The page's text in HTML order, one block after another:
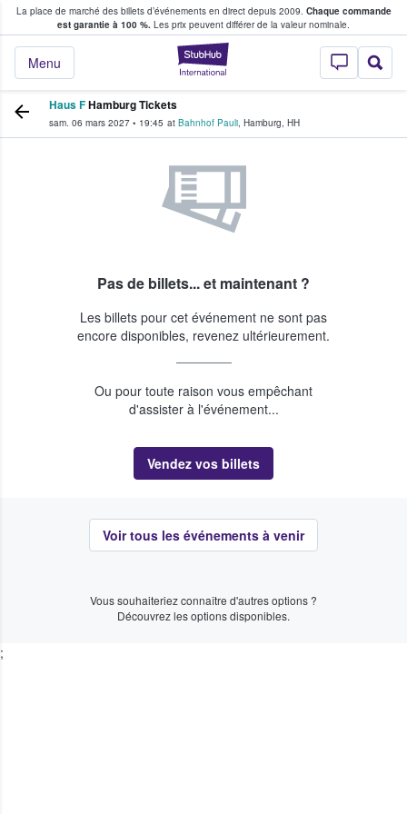
La place de marché des billets d’événements en direct depuis 2009. Chaque commande
est garantie à 100 %. Les prix peuvent différer de la valeur nominale.
StubHub - Où
Menu
fans achètent et vendent des billets
Haus FHamburg Tickets
sam. 06 mars 2027 • 19:45 at Bahnhof Pauli, Hamburg, HH
Pas de billets... et maintenant ?
Les billets pour cet événement ne sont pas
encore disponibles, revenez ultérieurement.
Ou pour toute raison vous empêchant
d'assister à l'événement...
Vendez vos billets
Voir tous les événements à venir
Vous souhaiteriez connaître d'autres options ?
Découvrez les options disponibles.
;